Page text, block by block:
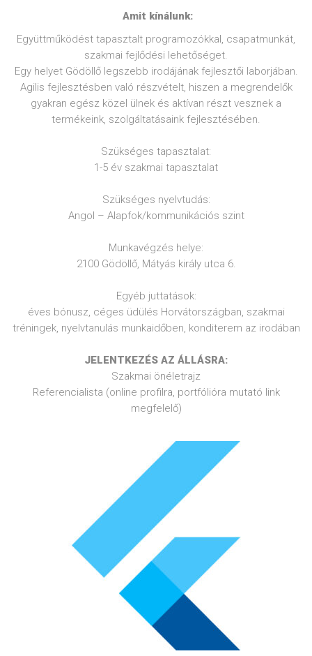
​ Amit kínálunk:
Együttműködést tapasztalt programozókkal, csapatmunkát,
szakmai fejlődési lehetőséget.
Egy helyet Gödöllő legszebb irodájának fejlesztői laborjában.
Agilis fejlesztésben való részvételt, hiszen a megrendelők
gyakran egész közel ülnek és aktívan részt vesznek a
termékeink, szolgáltatásaink fejlesztésében.
​Szükséges tapasztalat:
1-5 év szakmai tapasztalat
​Szükséges nyelvtudás:
Angol – Alapfok/kommunikációs szint
​Munkavégzés helye:
2100 Gödöllő, Mátyás király utca 6.
​Egyéb juttatások:
éves bónusz, céges üdülés Horvátországban, szakmai
tréningek, nyelvtanulás munkaidőben, konditerem az irodában
JELENTKEZÉS AZ ÁLLÁSRA:
Szakmai önéletrajz
Referencialista (online profilra, portfólióra mutató link
megfelelő)